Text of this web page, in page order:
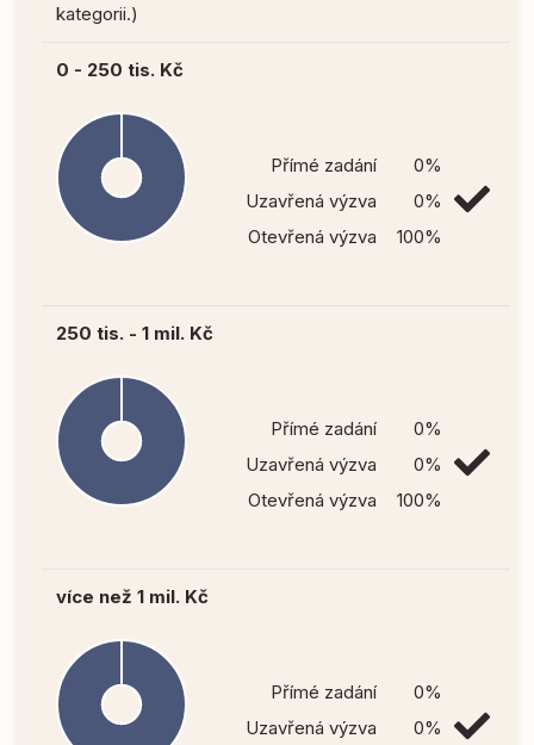
kategorii.)
0 - 250 tis. Kč
Přímé zadání
0%
Uzavřená výzva
0%
Otevřená výzva
100%
250 tis. - 1 mil. Kč
Přímé zadání
0%
Uzavřená výzva
0%
Otevřená výzva
100%
více než 1 mil. Kč
Přímé zadání
0%
Uzavřená výzva
0%